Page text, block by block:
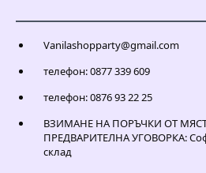
Vanilashopparty@gmail.com
телефон: 0877 339 609
телефон: 0876 93 22 25
ВЗИМАНЕ НА ПОРЪЧКИ ОТ
ПРЕДВАРИТЕЛНА УГОВОРКА:
склад